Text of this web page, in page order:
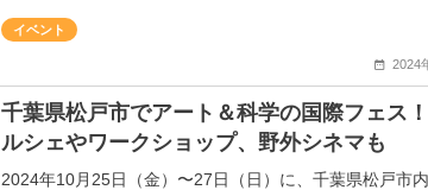
イベント
2024
千葉県松戸市でアート＆科学の国際フェス
ルシェやワークショップ、野外シネマも
2024年10月25日（金）〜27日（日）に、千葉県松戸市